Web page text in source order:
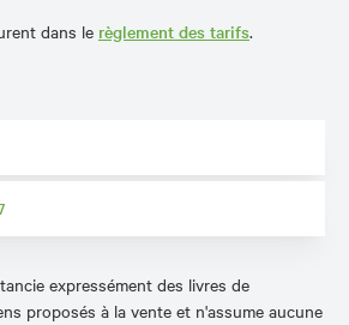
dans le règlement des tarifs.
expressément des livres de
proposés à la vente et n'assume aucune